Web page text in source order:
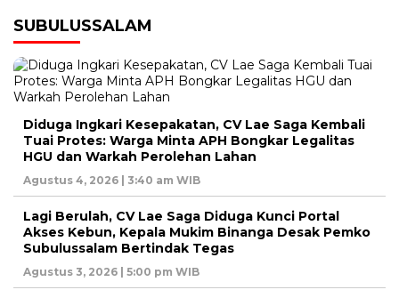
SUBULUSSALAM
Diduga Ingkari Kesepakatan, CV Lae Saga Kembali
Tuai Protes: Warga Minta APH Bongkar Legalitas
HGU dan Warkah Perolehan Lahan
Agustus 4, 2026 | 3:40 am WIB
Lagi Berulah, CV Lae Saga Diduga Kunci Portal
Akses Kebun, Kepala Mukim Binanga Desak Pemko
Subulussalam Bertindak Tegas
Agustus 3, 2026 | 5:00 pm WIB